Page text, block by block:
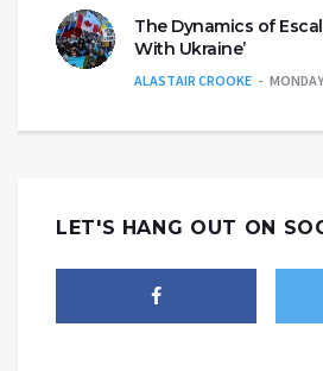
The Dynamics of
With Ukraine’
ALASTAIR CROOKE
LET'S HANG OUT ON